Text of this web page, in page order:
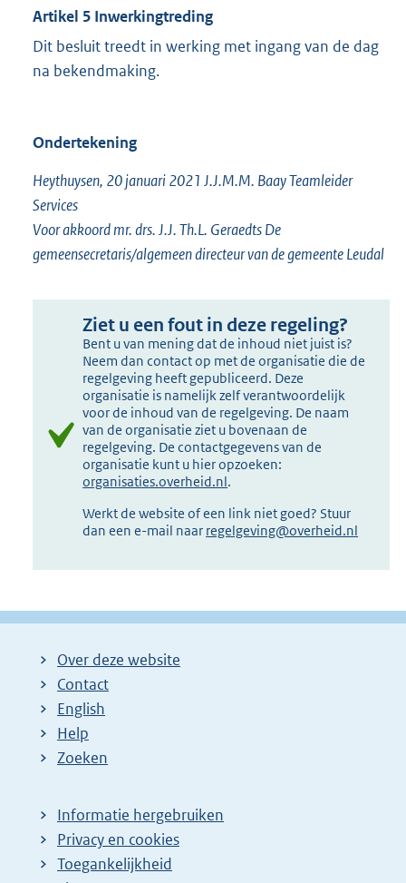
Artikel 5 Inwerkingtreding
Dit besluit treedt in werking met ingang van de dag
na bekendmaking.
Ondertekening
Heythuysen, 20 januari 2021 J.J.M.M. Baay Teamleider
Services
Voor akkoord mr. drs. J.J. Th.L. Geraedts De
gemeensecretaris/algemeen directeur van de gemeente Leudal
Ziet u een fout in deze regeling?
Bent u van mening dat de inhoud niet juist is?
Neem dan contact op met de organisatie die de
regelgeving heeft gepubliceerd. Deze
organisatie is namelijk zelf verantwoordelijk
voor de inhoud van de regelgeving. De naam
van de organisatie ziet u bovenaan de
regelgeving. De contactgegevens van de
organisatie kunt u hier opzoeken:
organisaties.overheid.nl.
Werkt de website of een link niet goed? Stuur
dan een e-mail naar regelgeving@overheid.nl
Over deze website
Contact
English
Help
Zoeken
Informatie hergebruiken
Privacy en cookies
Toegankelijkheid